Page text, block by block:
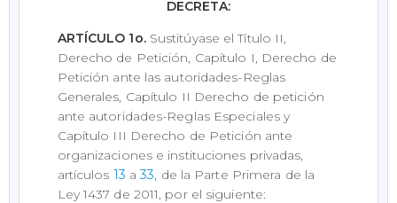
DECRETA:
ARTÍCULO 1o.Sustitúyase el Título II,
Derecho de Petición, Capítulo I, Derecho de
Petición ante las autoridades-Reglas
Generales, Capítulo II Derecho de petición
ante autoridades-Reglas Especiales y
Capítulo III Derecho de Petición ante
organizaciones e instituciones privadas,
artículos 13 a33 , de la Parte Primera de la
Ley 1437 de 2011, por el siguiente: